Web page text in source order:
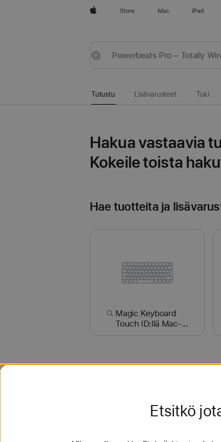
Apple Store Mac iPad
Lähetä
Nollaa
Tutustu Lisävarusteet Tuki
Hakua vastaavia
Kokeile toista
Hae tuotteita ja
Magic Keyboard
Touch ID:llä Mac-
malleille, joissa on
Muita hakuja
Etsitkö